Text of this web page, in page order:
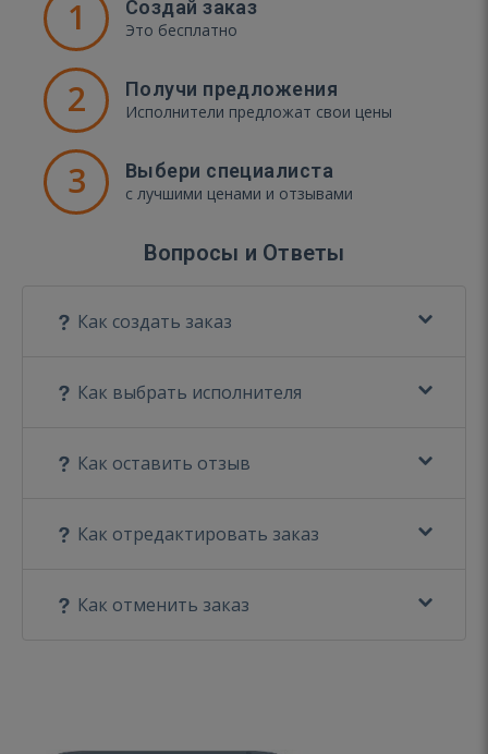
1 Создай заказ
Это бесплатно
2 Получи предложения
Исполнители предложат свои цены
3 Выбери специалиста
с лучшими ценами и отзывами
Вопросы и Ответы
Как создать заказ
Как выбрать исполнителя
Как оставить отзыв
Как отредактировать заказ
Как отменить заказ